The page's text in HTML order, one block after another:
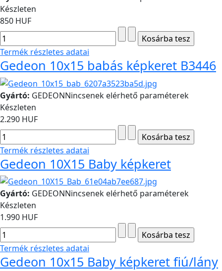
Készleten
850 HUF
Termék részletes adatai
Gedeon 10x15 babás képkeret B3446
Gyártó: GEDEONNincsenek elérhető paraméterek
Készleten
2.290 HUF
Termék részletes adatai
Gedeon 10X15 Baby képkeret
Gyártó: GEDEONNincsenek elérhető paraméterek
Készleten
1.990 HUF
Termék részletes adatai
Gedeon 10x15 Baby képkeret fiú/lány